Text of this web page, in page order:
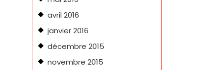
avril 2016
janvier 2016
décembre 2015
novembre 2015